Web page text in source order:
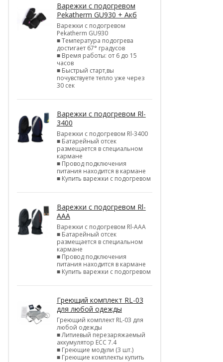
Варежки с подогревом
Pekatherm GU930 + Акб
Варежки с подогревом
Pekatherm GU930
■ Температура подогрева
достигает 67° градусов
■ Время работы: от 6 до 15
часов
■ Быстрый старт,вы
почувствуете тепло уже через
30 сек
Варежки с подогревом Rl-
3400
Варежки с подогревом Rl-3400
■ Батарейный отсек
размещается в специальном
кармане
■ Провод подключения
питания находится в кармане
■ Купить варежки с подогревом
Варежки с подогревом Rl-
AAA
Варежки с подогревом Rl-AAA
■ Батарейный отсек
размещается в специальном
кармане
■ Провод подключения
питания находится в кармане
■ Купить варежки с подогревом
Греющий комплект RL-03
для любой одежды
Греющий комплект RL-03 для
любой одежды
■ Литиевый перезаряжаемый
аккумулятор ЕСС 7.4
■ Греющие модули (3 шт.)
■ Греющие комплекты купить